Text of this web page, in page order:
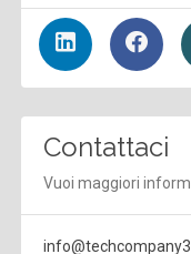
Contattaci
Vuoi maggiori